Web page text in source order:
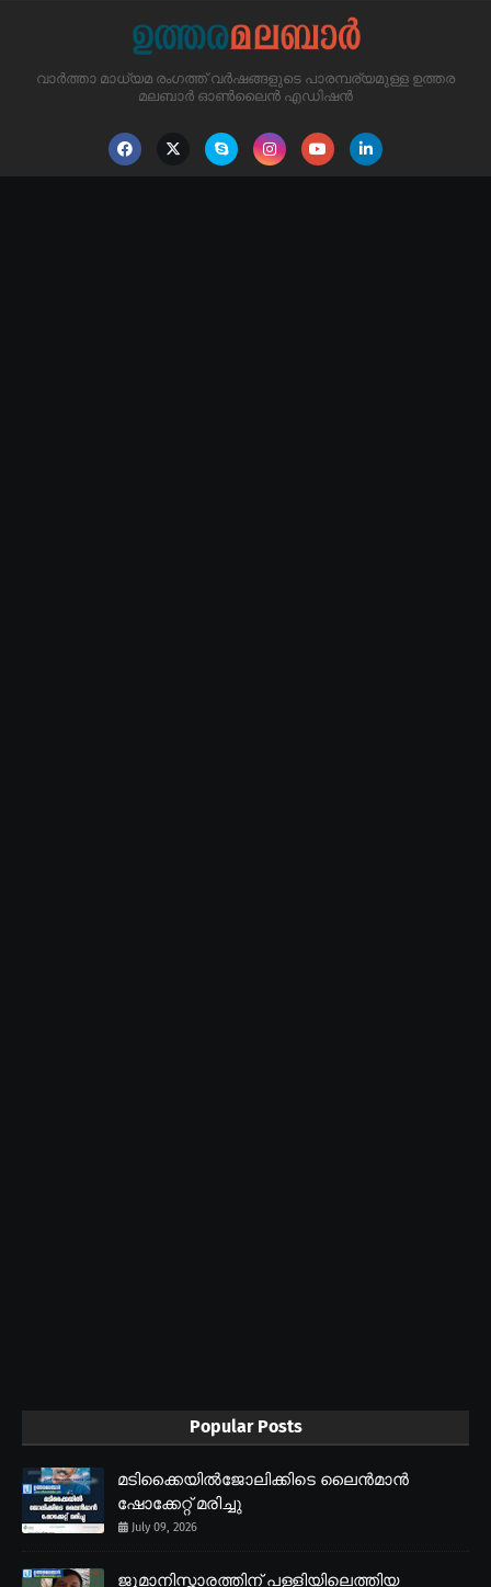
വാർത്താ മാധ്യമ രംഗത്ത് വർഷങ്ങളുടെ പാരമ്പര്യമുള്ള ഉത്തര
മലബാർ ഓൺലൈൻ എഡിഷൻ
Popular Posts
മടിക്കൈയിൽജോലിക്കിടെ ലൈൻമാൻ
ഷോക്കേറ്റ് മരിച്ചു
July 09, 2026
ജുമാനിസ്ക്കാരത്തിന് പള്ളിയിലെത്തിയ